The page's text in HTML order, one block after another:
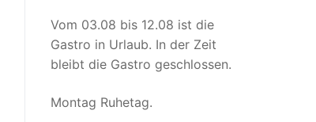
Vom 03.08 bis 12.08 ist die
Gastro in Urlaub. In der Zeit
bleibt die Gastro geschlossen.
Montag Ruhetag.